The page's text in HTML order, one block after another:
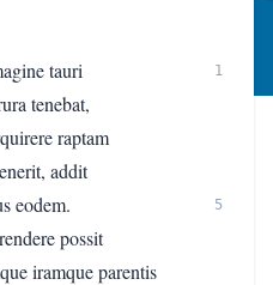
tauri 1
tenebat,
raptam
addit
eodem.
5
possit
iramque parentis